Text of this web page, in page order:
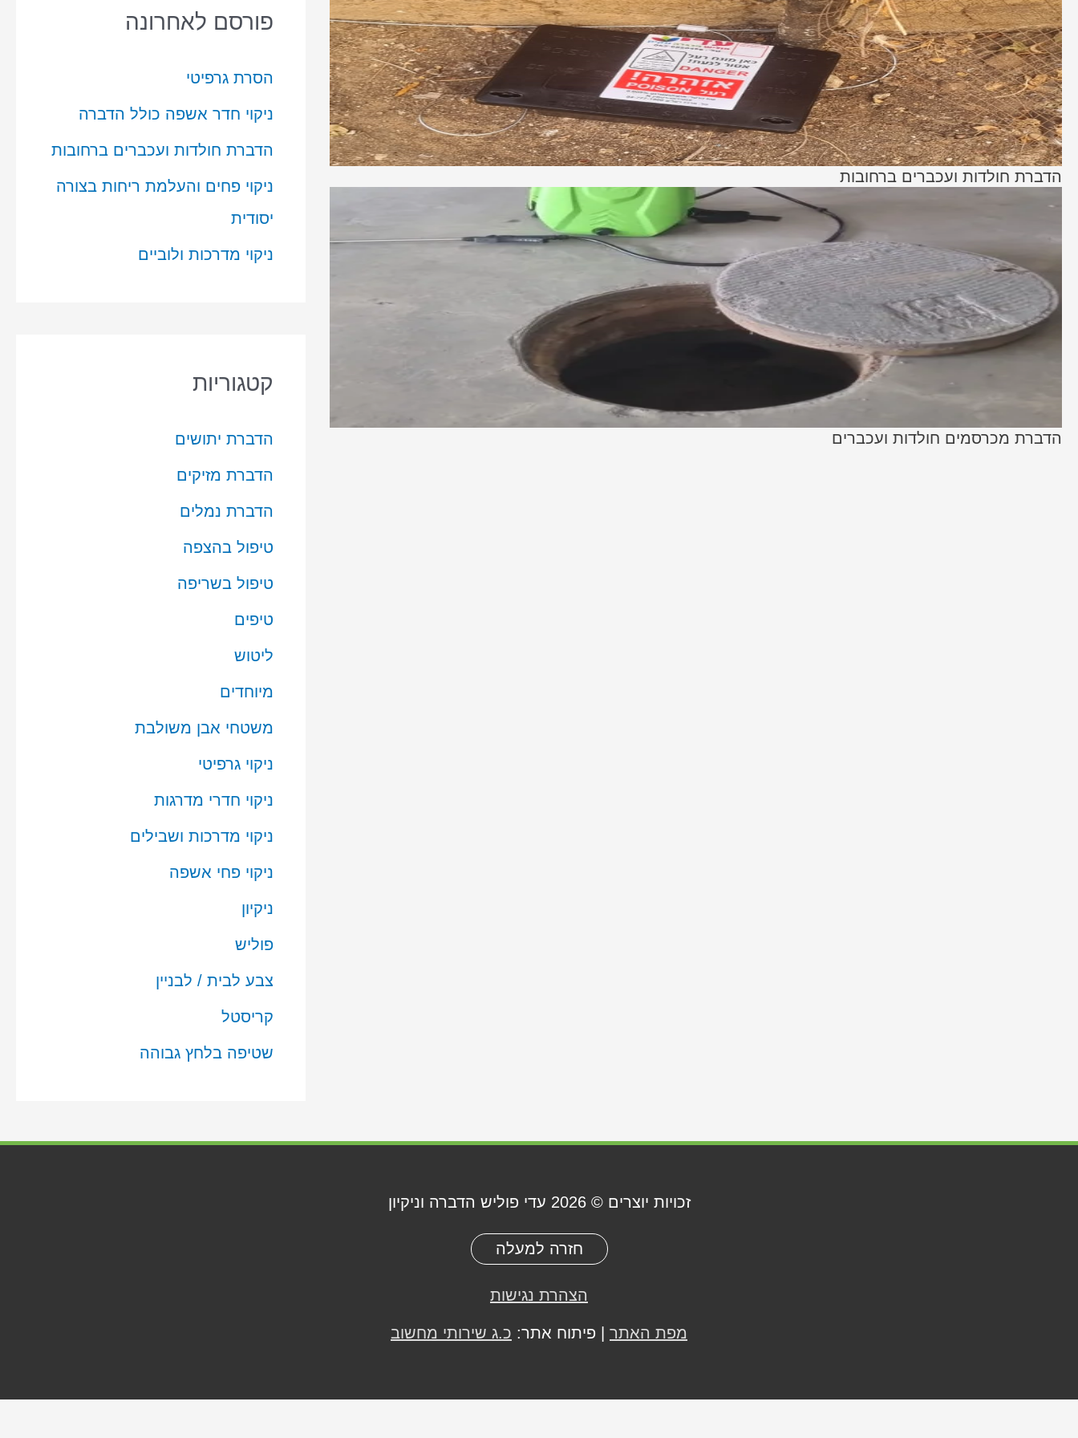
הדברת חולדות ועכברים ברחובות
הדברת מכרסמים חולדות ועכברים
פורסם לאחרונה
הסרת גרפיטי
ניקוי חדר אשפה כולל הדברה
הדברת חולדות ועכברים ברחובות
ניקוי פחים והעלמת ריחות בצורה
יסודית
ניקוי מדרכות ולוביים
קטגוריות
הדברת יתושים
הדברת מזיקים
הדברת נמלים
טיפול בהצפה
טיפול בשריפה
טיפים
ליטוש
מיוחדים
משטחי אבן משולבת
ניקוי גרפיטי
ניקוי חדרי מדרגות
ניקוי מדרכות ושבילים
ניקוי פחי אשפה
ניקיון
פוליש
צבע לבית / לבניין
קריסטל
שטיפה בלחץ גבוהה
זכויות יוצרים © 2026 עדי פוליש הדברה וניקיון
חזרה למעלה
הצהרת נגישות
מפת האתר | פיתוח אתר: כ.ג שירותי מחשוב